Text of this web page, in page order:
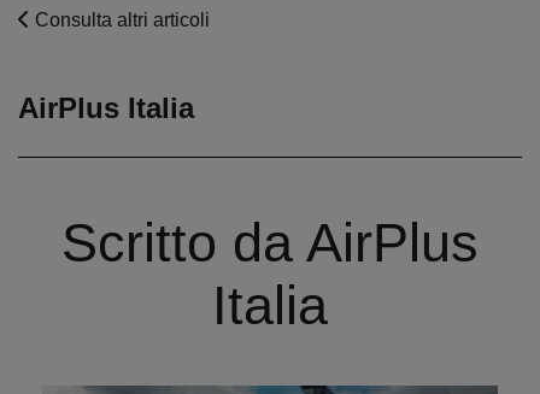
Consulta altri articoli
AirPlus Italia
Scritto da AirPlus
Italia